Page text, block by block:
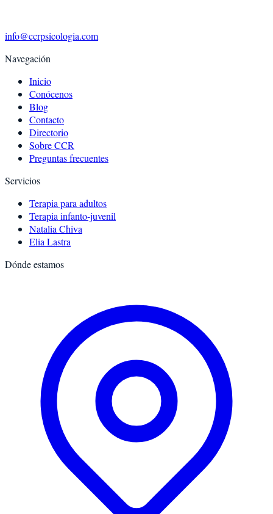
info@ccrpsicologia.com
Navegación
Inicio
Conócenos
Blog
Contacto
Directorio
Sobre CCR
Preguntas frecuentes
Servicios
Terapia para adultos
Terapia infanto-juvenil
Natalia Chiva
Elia Lastra
Dónde estamos